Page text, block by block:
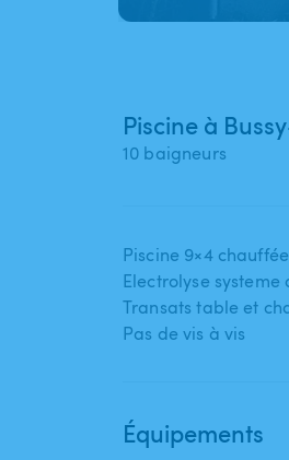
Piscine à
10 baigneurs
Piscine 9×4 chauffée
Electrolyse systeme
Transats table et
Pas de vis à vis
Équipements